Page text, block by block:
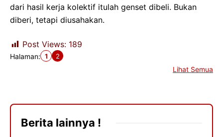
dari hasil kerja kolektif itulah genset dibeli. Bukan
diberi, tetapi diusahakan.
Post Views: 189
Halaman: 1 2
Lihat Semua
Berita lainnya !